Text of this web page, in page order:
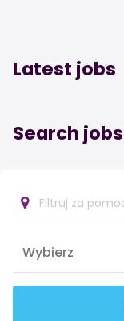
Latest jobs
Search jobs